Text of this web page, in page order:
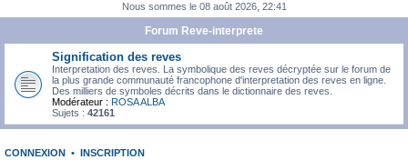
Nous sommes le 08 août 2026, 22:41
Forum Reve-interprete
Signification des reves
Interpretation des reves. La symbolique des reves décryptée sur le forum de
la plus grande communauté francophone d'interpretation des reves en ligne.
Des milliers de symboles décrits dans le dictionnaire des reves.
Modérateur : ROSA ALBA
Sujets : 42161
CONNEXION • INSCRIPTION